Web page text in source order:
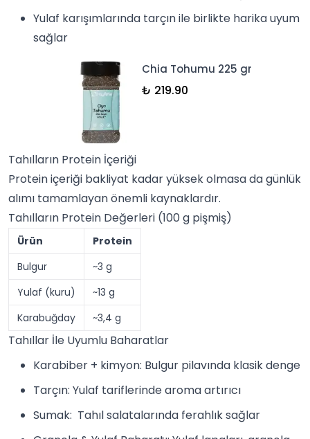
Yulaf karışımlarında tarçın ile birlikte harika uyum
sağlar
Chia Tohumu 225 gr
₺ 219.90
Tahılların Protein İçeriği
Protein içeriği bakliyat kadar yüksek olmasa da günlük
alımı tamamlayan önemli kaynaklardır.
Tahılların Protein Değerleri (100 g pişmiş)
Ürün
Protein
Bulgur
~3 g
Yulaf (kuru)
~13 g
Karabuğday
~3,4 g
Tahıllar İle Uyumlu Baharatlar
Karabiber + kimyon: Bulgur pilavında klasik denge
Tarçın: Yulaf tariflerinde aroma artırıcı
Sumak: Tahıl salatalarında ferahlık sağlar